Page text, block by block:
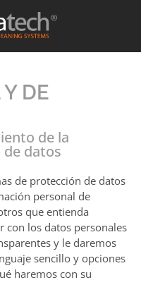
DE
de la
datos
de protección de datos
personal de
que entienda
con los datos personales
y le daremos
sencillo y opciones
haremos con su